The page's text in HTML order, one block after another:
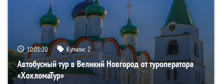
10:01:19 Купили:2
Автобусный тур в Великий Новгород от туроператора
«ХохломаТур»